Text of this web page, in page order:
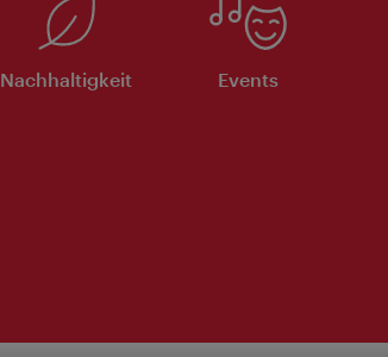
Nachhaltigkeit Events